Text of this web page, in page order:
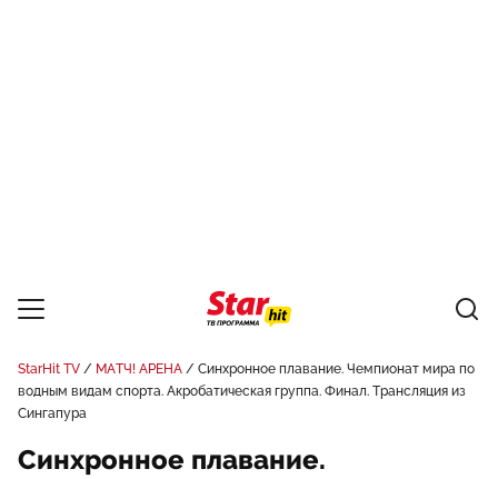
StarHit TV МАТЧ! АРЕНА
Синхронное плавание. Чемпионат мира по
водным видам спорта. Акробатическая группа. Финал. Трансляция из
Сингапура
Синхронное плавание.